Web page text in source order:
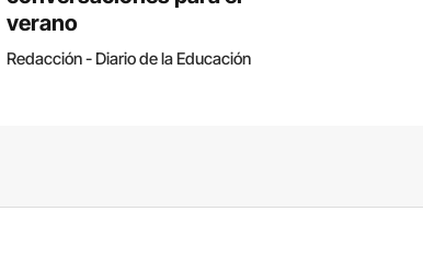
verano
Redacción - Diario de la Educación